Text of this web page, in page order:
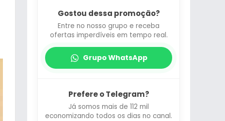
Gostou dessa promoção?
Entre no nosso grupo e receba
ofertas imperdíveis em tempo real.
Grupo WhatsApp
Prefere o Telegram?
Já somos mais de 112 mil
economizando todos os dias no canal.